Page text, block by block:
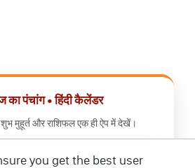
पंचांग • हिंदी कैलेंडर
शुभ मुहूर्त और राशिफल एक ही ऐप में देखें।
कैलेंडर ऐप डाउनलोड करें
you get the best user